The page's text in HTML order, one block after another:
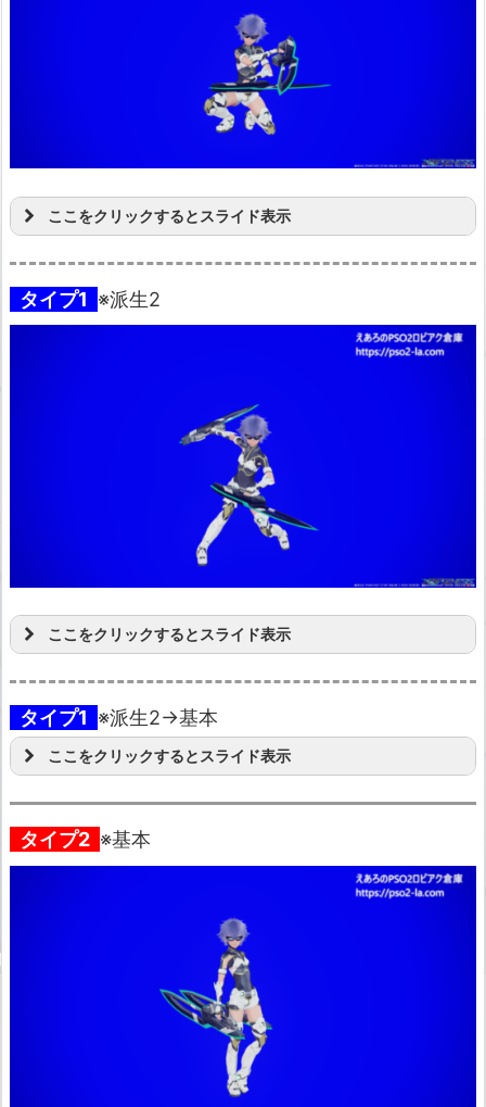
ここをクリックするとスライド表示
タイプ1 ※派生2
ここをクリックするとスライド表示
タイプ1 ※派生2→基本
ここをクリックするとスライド表示
タイプ2 ※基本